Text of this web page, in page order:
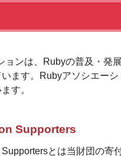
ョンは、Rubyの普及・発
ます。Rubyアソシエーシ
す。
Supporters
とは当財団の寄